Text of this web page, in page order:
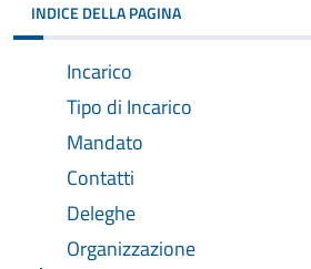
INDICE DELLA PAGINA
Incarico
Tipo di Incarico
Mandato
Contatti
Deleghe
Organizzazione